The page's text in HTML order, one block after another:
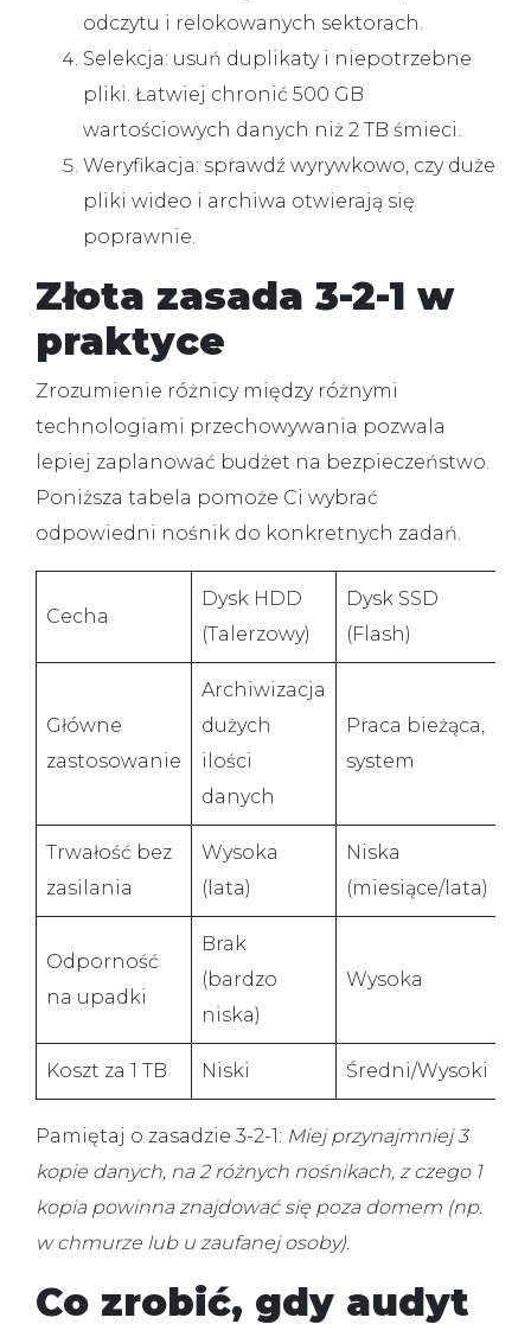
odczytu i relokowanych sektorach.
Selekcja: usuń duplikaty i niepotrzebne
pliki. Łatwiej chronić 500 GB
wartościowych danych niż 2 TB śmieci.
Weryfikacja: sprawdź wyrywkowo, czy duże
pliki wideo i archiwa otwierają się
poprawnie.
Złota zasada 3-2-1 w
praktyce
Zrozumienie różnicy między różnymi
technologiami przechowywania pozwala
lepiej zaplanować budżet na bezpieczeństwo.
Poniższa tabela pomoże Ci wybrać
odpowiedni nośnik do konkretnych zadań.
Cecha
Dysk HDD
(Talerzowy)
Dysk SSD
(Flash)
Główne
zastosowanie
Archiwizacja
dużych
ilości
danych
Praca bieżąca,
system
Trwałość bez
zasilania
Wysoka
(lata)
Niska
(miesiące/lata)
Odporność
na upadki
Brak
(bardzo
niska)
Wysoka
Koszt za 1 TB Niski Średni/Wysoki
Pamiętaj o zasadzie 3-2-1: Miej przynajmniej3
kopie danych, na2różnych nośnikach, z czego 1
kopia powinna znajdować się poza domem (np.
w chmurze lub u zaufanej osoby).
Co zrobić, gdy audyt